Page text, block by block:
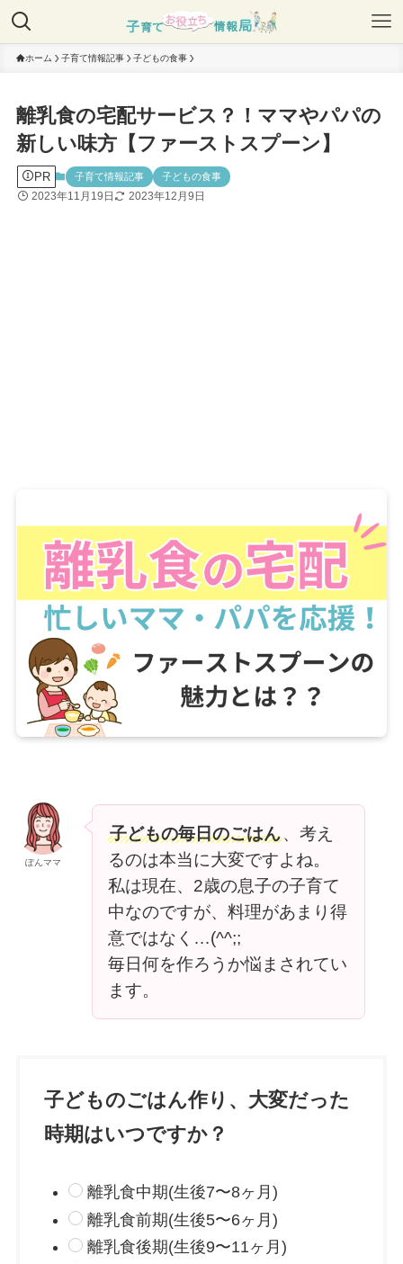
ホーム 子育て情報記事 子どもの食事
離乳食の宅配サービス？！ママやパパの
新しい味方【ファーストスプーン】
PR 子育て情報記事 子どもの食事
2023年11月19日 2023年12月9日
ぽんママ
子どもの毎日のごはん、考え
るのは本当に大変ですよね。
私は現在、2歳の息子の子育て
中なのですが、料理があまり得
意ではなく…(^^;;
毎日何を作ろうか悩まされてい
ます。
子どものごはん作り、大変だった
時期はいつですか？
離乳食中期(生後7〜8ヶ月)
離乳食前期(生後5〜6ヶ月)
離乳食後期(生後9〜11ヶ月)